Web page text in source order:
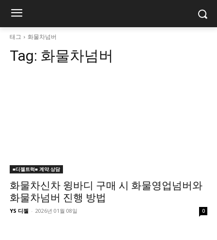
태그 화물차넘버
Tag: 화물차넘버
■디젤트럭■ 계약.상담
화물차신차 윙바디 구매 시 화물영업넘버와
화물차넘버 진행 방법
YS 디젤 - 2026년 01월 08일 0